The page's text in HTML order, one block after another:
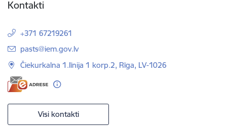
Kontakti
+371 67219261
E-pasts:
pasts@iem.gov.lv
Čiekurkalna 1.līnija 1 korp.2, Rīga, LV-1026
Visi kontakti